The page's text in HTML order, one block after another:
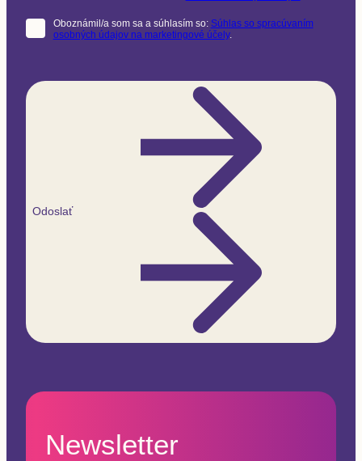
Oboznámil/a som sa a súhlasím so: Súhlas so spracúvaním
osobných údajov na marketingové účely.
Odoslať
Newsletter